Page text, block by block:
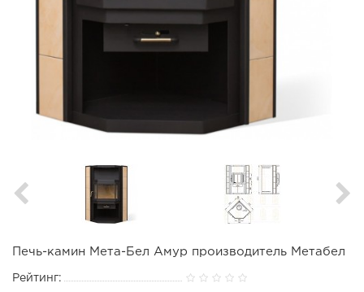
Печь-камин Мета-Бел Амур производитель Метабел
Рейтинг: